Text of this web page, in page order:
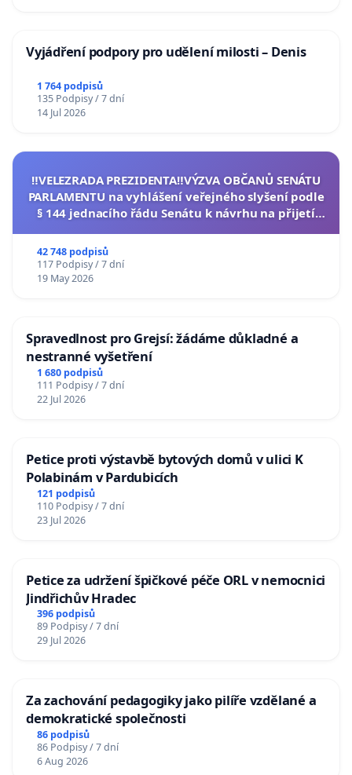
Vyjádření podpory pro udělení milosti – Denis
1 764 podpisů
135 Podpisy / 7 dní
14 Jul 2026
‼️VELEZRADA PREZIDENTA‼️VÝZVA OBČANŮ SENÁTU
PARLAMENTU na vyhlášení veřejného slyšení podle
§ 144 jednacího řádu Senátu k návrhu na přijetí
42 748 podpisů
117 Podpisy / 7 dní
19 May 2026
Spravedlnost pro Grejsí: žádáme důkladné a
nestranné vyšetření
1 680 podpisů
111 Podpisy / 7 dní
22 Jul 2026
Petice proti výstavbě bytových domů v ulici K
Polabinám v Pardubicích
121 podpisů
110 Podpisy / 7 dní
23 Jul 2026
Petice za udržení špičkové péče ORL v nemocnici
Jindřichův Hradec
396 podpisů
89 Podpisy / 7 dní
29 Jul 2026
Za zachování pedagogiky jako pilíře vzdělané a
demokratické společnosti
86 podpisů
86 Podpisy / 7 dní
6 Aug 2026